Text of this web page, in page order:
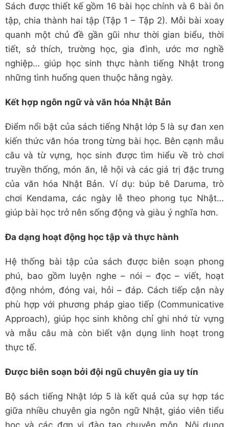
Sách được thiết kế gồm 16 bài học chính và 6 bài ôn
tập, chia thành hai tập (Tập 1 – Tập 2). Mỗi bài xoay
quanh một chủ đề gần gũi như thời gian biểu, thời
tiết, sở thích, trường học, gia đình, ước mơ nghề
nghiệp… giúp học sinh thực hành tiếng Nhật trong
những tình huống quen thuộc hằng ngày.
Kết hợp ngôn ngữ và văn hóa Nhật Bản
Điểm nổi bật của sách tiếng Nhật lớp 5 là sự đan xen
kiến thức văn hóa trong từng bài học. Bên cạnh mẫu
câu và từ vựng, học sinh được tìm hiểu về trò chơi
truyền thống, món ăn, lễ hội và các giá trị đặc trưng
của văn hóa Nhật Bản. Ví dụ: búp bê Daruma, trò
chơi Kendama, các ngày lễ theo phong tục Nhật…
giúp bài học trở nên sống động và giàu ý nghĩa hơn.
Đa dạng hoạt động học tập và thực hành
Hệ thống bài tập của sách được biên soạn phong
phú, bao gồm luyện nghe – nói – đọc – viết, hoạt
động nhóm, đóng vai, hỏi – đáp. Cách tiếp cận này
phù hợp với phương pháp giao tiếp (Communicative
Approach), giúp học sinh không chỉ ghi nhớ từ vựng
và mẫu câu mà còn biết vận dụng linh hoạt trong
thực tế.
Được biên soạn bởi đội ngũ chuyên gia uy tín
Bộ sách tiếng Nhật lớp 5 là kết quả của sự hợp tác
giữa nhiều chuyên gia ngôn ngữ Nhật, giáo viên tiểu
học và các đơn vị đào tạo chuyên môn. Nội dung